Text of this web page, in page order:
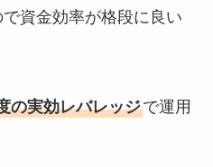
資金効率が格段に良い
の実効レバレッジで運用